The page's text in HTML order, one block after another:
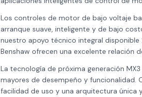
Los controles de motor de bajo voltaje
arranque suave, inteligente y de bajo
nuestro apoyo técnico integral
Benshaw ofrecen una excelente relación
La tecnología de próxima generación
mayores de desempeño y funcionalidad.
facilidad de uso y una arquitectura única